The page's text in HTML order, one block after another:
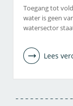
Toegang tot
water is geen
watersector
Lees